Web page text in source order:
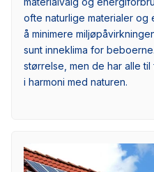
ofte naturlige materialer
å minimere
sunt inneklima for
størrelse, men de har alle
i harmoni med naturen.